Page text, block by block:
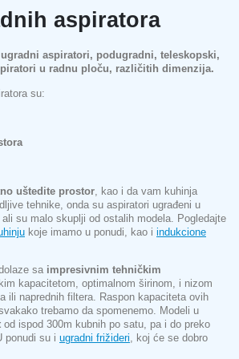
aspiratora
aspiratori, podugradni, teleskopski,
u radnu ploču, različitih dimenzija.
su:
uštedite prostor , kao i da vam kuhinja
tehnike, onda su aspiratori ugrađeni u
su malo skuplji od ostalih modela. Pogledajte
koje imamo u ponudi, kao i indukcione
sa impresivnim tehničkim
kapacitetom, optimalnom širinom, i nizom
ili naprednih filtera. Raspon kapaciteta ovih
trebamo da spomenemo. Modeli u
od ispod 300m kubnih po satu, pa i do preko
ponudi su i ugradni frižideri, koj će se dobro